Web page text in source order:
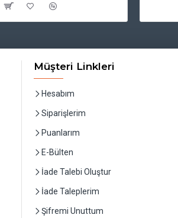
Müşteri Linkleri
Hesabım
Siparişlerim
Puanlarım
E-Bülten
İade Talebi Oluştur
İade Taleplerim
Şifremi Unuttum